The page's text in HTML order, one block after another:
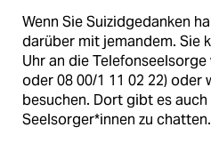
Wenn Sie Suizidgedanken
darüber mit jemandem. Sie
Uhr an die Telefonseelsorge
oder 08 00/1 11 02 22)
besuchen. Dort gibt es
Seel­sor­ge­r*in­nen zu chatten.